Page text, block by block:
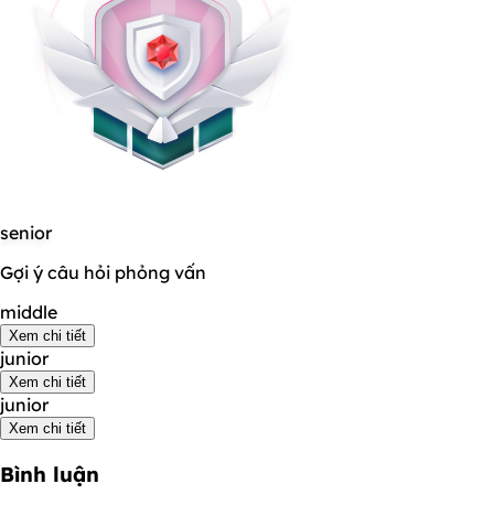
senior
Gợi ý câu hỏi phỏng vấn
middle
Xem chi tiết
junior
Xem chi tiết
junior
Xem chi tiết
Bình luận